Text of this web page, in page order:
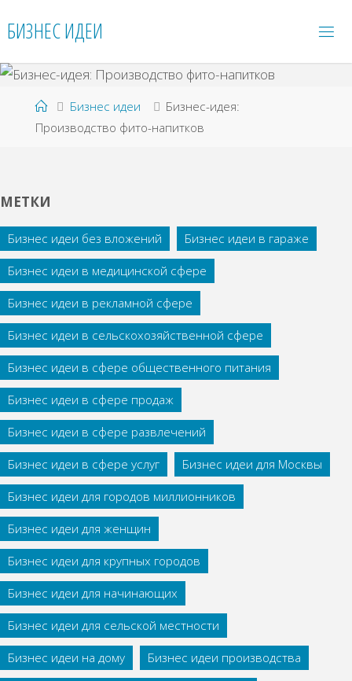
БИЗНЕС ИДЕИ
ГлавнаяБизнес идеи
Бизнес-идея:
Производство фито-напитков
МЕТКИ
Бизнес идеи без вложений
Бизнес идеи в гараже
Бизнес идеи в медицинской сфере
Бизнес идеи в рекламной сфере
Бизнес идеи в сельскохозяйственной сфере
Бизнес идеи в сфере общественного питания
Бизнес идеи в сфере продаж
Бизнес идеи в сфере развлечений
Бизнес идеи в сфере услуг
Бизнес идеи для Москвы
Бизнес идеи для городов миллионников
Бизнес идеи для женщин
Бизнес идеи для крупных городов
Бизнес идеи для начинающих
Бизнес идеи для сельской местности
Бизнес идеи на дому
Бизнес идеи производства